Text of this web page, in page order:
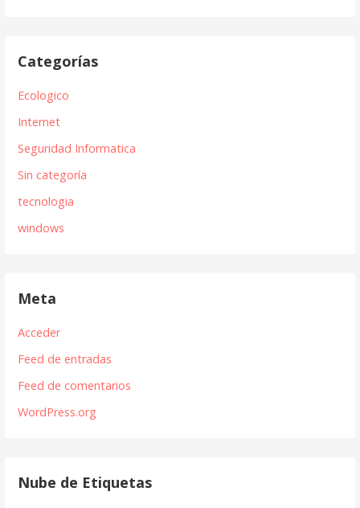
Categorías
Ecologico
Internet
Seguridad Informatica
Sin categoría
tecnologia
windows
Meta
Acceder
Feed de entradas
Feed de comentarios
WordPress.org
Nube de Etiquetas